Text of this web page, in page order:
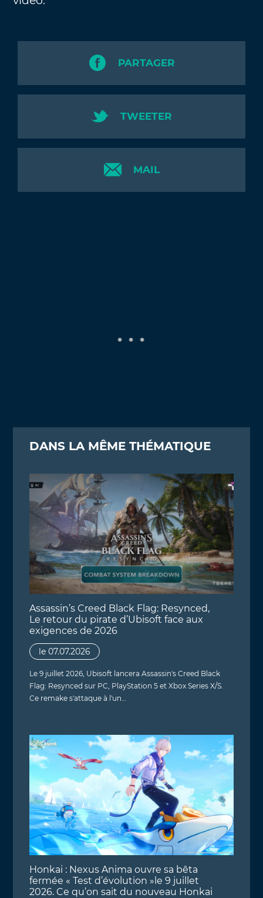
PARTAGER
TWEETER
MAIL
DANS LA MÊME THÉMATIQUE
Assassin’s Creed Black Flag: Resynced,
Le retour du pirate d’Ubisoft face aux
exigences de 2026
le 07.07.2026
Le 9 juillet 2026, Ubisoft lancera Assassin's Creed Black
Flag: Resynced sur PC, PlayStation 5 et Xbox Series X/S.
Ce remake s'attaque à l'un…
Honkai : Nexus Anima ouvre sa bêta
fermée « Test d’évolution »le 9 juillet
2026. Ce qu’on sait du nouveau Honkai